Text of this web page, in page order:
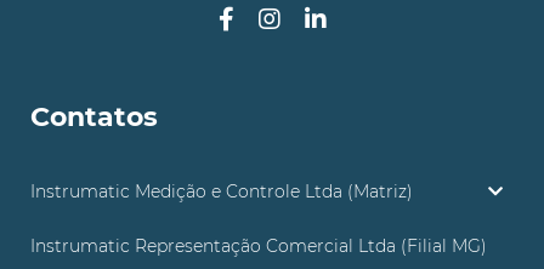
Contatos
Instrumatic Medição e Controle Ltda (Matriz)
Instrumatic Representação Comercial Ltda (Filial MG)